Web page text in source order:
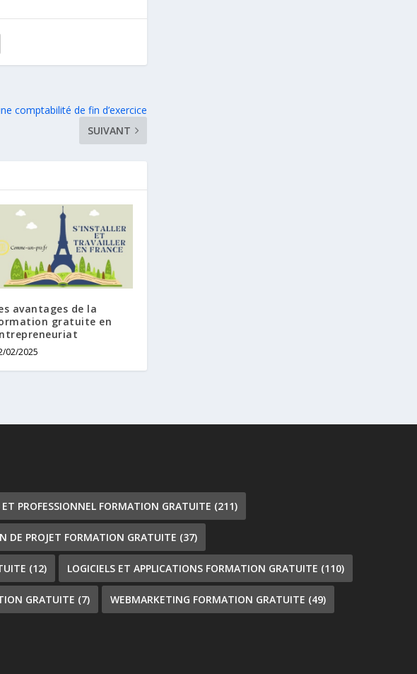
comptabilité de fin d’exercice
SUIVANT
avantages de la
gratuite en
02/2025
PROFESSIONNEL FORMATION GRATUITE (211)
DE PROJET FORMATION GRATUITE (37)
(12) LOGICIELS ET APPLICATIONS FORMATION GRATUITE (110)
GRATUITE (7) WEBMARKETING FORMATION GRATUITE (49)